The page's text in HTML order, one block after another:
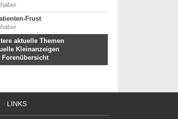
Frust
aktuelle Themen
Kleinanzeigen
Forenübersicht
LINKS